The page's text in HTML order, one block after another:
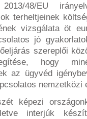
2013/48/EU
terheltjeinek
vizsgálata öt
jó
szereplői
hogy
az ügyvéd
nemzetközi
képezi
interjúk